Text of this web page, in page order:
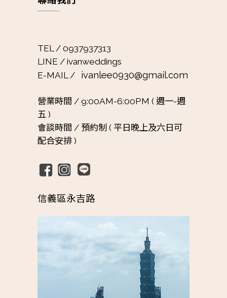
TEL / 0937937313
LINE / ivanweddings
E-MAIL / ivanlee0930@gmail.com
營業時間 / 9:00AM-6:00PM ( 週一-週
五 )
會談時間 / 預約制 ( 平日晚上及六日可
配合安排 )
信義區永吉路